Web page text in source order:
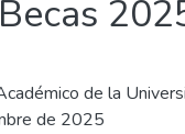
de la
de 2025